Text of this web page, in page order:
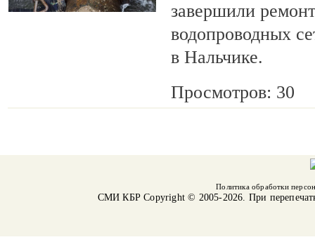
завершили
водопроводных
в Нальчике.
Просмотров: 30
Политика обработки
СМИ КБРCopyright © 2005-2026. При